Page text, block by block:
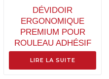
DÉVIDOIR
ERGONOMIQUE
PREMIUM POUR
ROULEAU ADHÉSIF
LIRE LA SUITE